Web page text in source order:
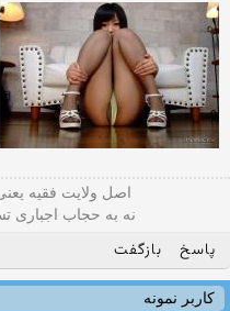
اصل ولایت فقیه
نه به حجاب اجباری
پاسخ بازگفت
کاربر نمونه